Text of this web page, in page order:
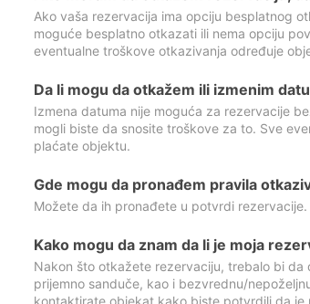
Ako vaša rezervacija ima opciju besplatnog
moguće besplatno otkazati ili nema opciju
eventualne troškove otkazivanja određuje
Da li mogu da otkažem ili izmenim
Izmena datuma nije moguća za rezervacije
mogli biste da snosite troškove za to. Sve
plaćate objektu.
Gde mogu da pronađem pravila
Možete da ih pronađete u potvrdi rezervacije.
Kako mogu da znam da li je moja
Nakon što otkažete rezervaciju, trebalo bi
prijemno sanduče, kao i bezvrednu/
kontaktirate objekat kako biste potvrdili da je